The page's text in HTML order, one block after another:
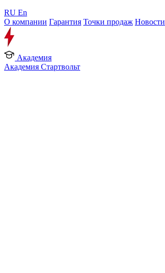
RU En
О компании Гарантия Точки продаж Новости
Академия
Академия Стартвольт